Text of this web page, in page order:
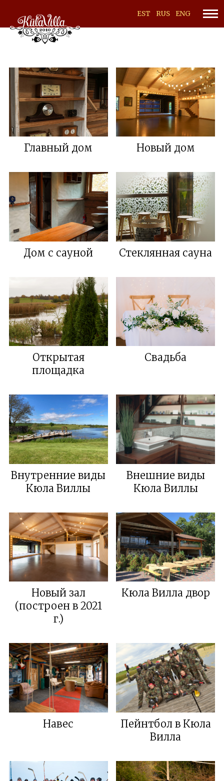
EST RUS ENG
Главный дом Новый дом
Дом с сауной Стеклянная сауна
Открытая
площадка
Свадьба
Внутренние виды
Кюла Виллы
Внешние виды
Кюла Виллы
Новый зал
(построен в 2021
г.)
Кюла Вилла двор
Навес
Пейнтбол в Кюла
Вилла